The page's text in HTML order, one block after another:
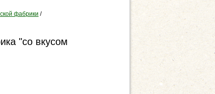
фабрики /
"со вкусом